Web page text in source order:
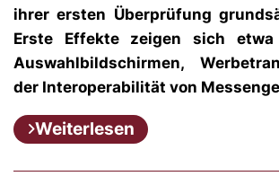
ihrer ersten Überprüfung
Erste Effekte zeigen sich
Auswahlbildschirmen,
der Interoperabilität von
Weiterlesen